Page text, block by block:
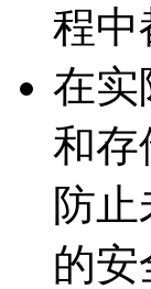
程中
在实
和存
防止
的安